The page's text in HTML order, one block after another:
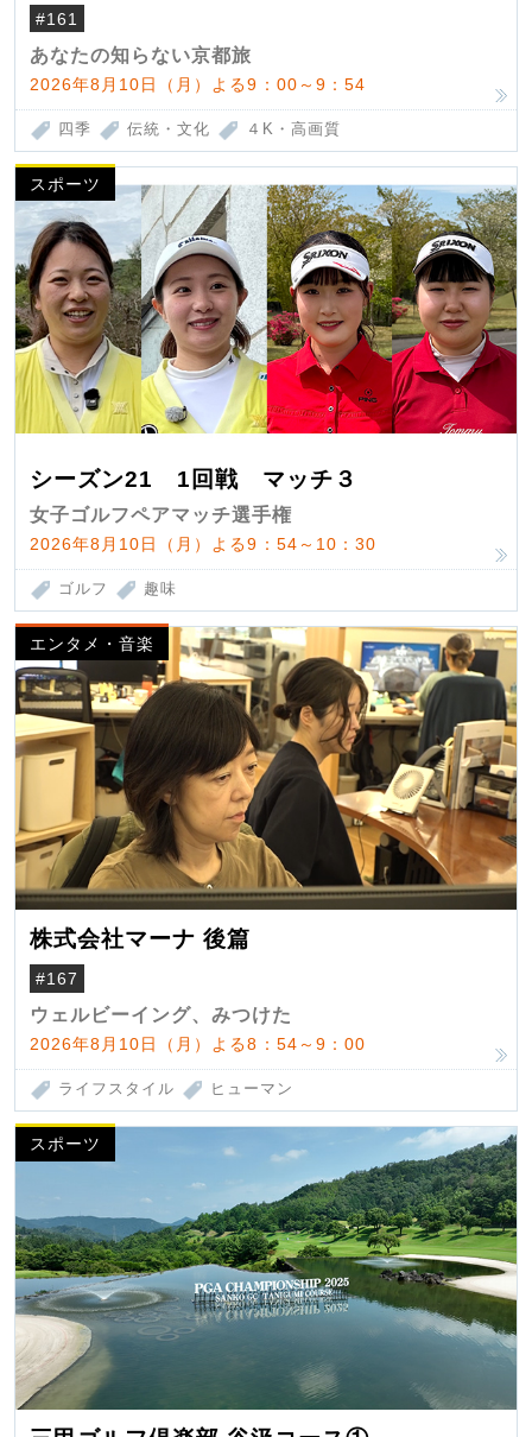
#161
あなたの知らない京都旅
2026年8月10日（月）よる9：00～9：54
四季 伝統・文化 ４K・高画質
スポーツ
シーズン21 1回戦 マッチ３
女子ゴルフペアマッチ選手権
2026年8月10日（月）よる9：54～10：30
ゴルフ 趣味
エンタメ・音楽
株式会社マーナ 後篇
#167
ウェルビーイング、みつけた
2026年8月10日（月）よる8：54～9：00
ライフスタイル ヒューマン
スポーツ